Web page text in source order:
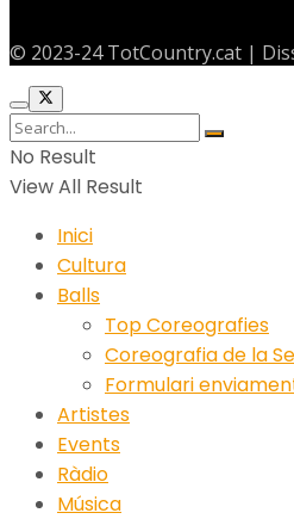
© 2023-24 TotCountry.cat |
No Result
View All Result
Inici
Cultura
Balls
Top Coreografies
Coreografia de la
Formulari
Artistes
Events
Ràdio
Música